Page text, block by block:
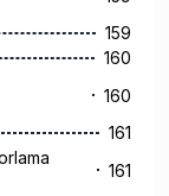
159
160
160
161
161